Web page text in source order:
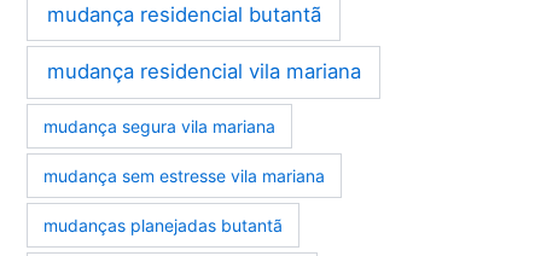
mudança residencial butantã
mudança residencial vila mariana
mudança segura vila mariana
mudança sem estresse vila mariana
mudanças planejadas butantã